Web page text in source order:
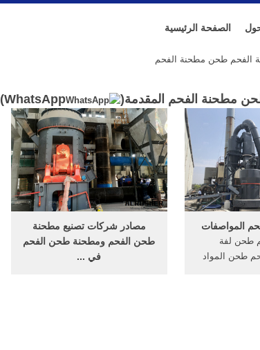
الصفحة الرئيسية
الفحم طحن مطحنة الفحم
مطحنة الفحم المقدمة( WhatsApp
)
مصادر شركات تصنيع مطحنة
طحن الفحم ومطحنة طحن الفحم
في ...
المواصفات
طحن لفة
طحن المواد